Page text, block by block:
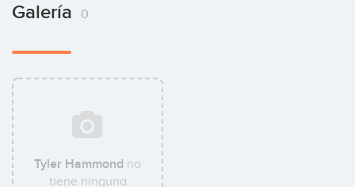
Galería 0
Tyler Hammond no
tiene ninguna